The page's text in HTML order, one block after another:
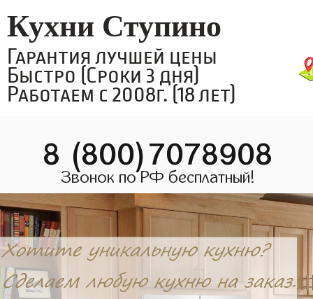
Кухни Ступино
Гарантия лучшей цены
Быстро (Сроки 3 дня)
Работаем с 2008г. (18 лет)
8 (800)7078908
Звонок по РФ бесплатный!